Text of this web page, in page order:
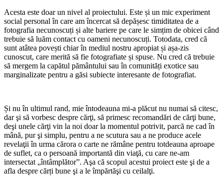
Acesta este doar un nivel al proiectului. Este și un mic experiment
social personal în care am încercat să depășesc timiditatea de a
fotografia necunoscuți și alte bariere pe care le simțim de obicei când
trebuie să luăm contact cu oameni necunoscuți. Totodata, cred că
sunt atâtea povești chiar în mediul nostru apropiat și așa-zis
cunoscut, care merită să fie fotografiate și spuse. Nu cred că trebuie
să mergem la capătul pământului sau în comunități exotice sau
marginalizate pentru a găsi subiecte interesante de fotografiat.
Și nu în ultimul rand, mie întodeauna mi-a plăcut nu numai să citesc,
dar şi să vorbesc despre cărţi, să primesc recomandări de cărţi bune,
deşi unele cărţi vin la noi doar la momentul potrivit, parcă ne cad în
mână, pur şi simplu, pentru a ne scutura sau a ne produce acele
revelaţii în urma cărora o carte ne rămâne pentru totdeauna aproape
de suflet, ca o persoană importantă din viaţă, cu care ne-am
intersectat „întâmplător”. Aşa că scopul acestui proiect este şi de a
afla despre cărți bune şi a le împărtăşi cu ceilalţi.